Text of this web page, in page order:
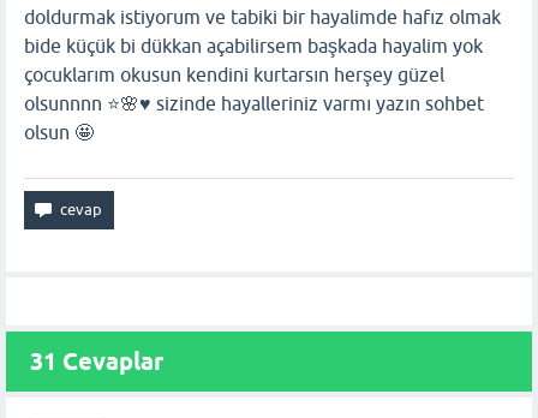
doldurmak istiyorum ve tabiki bir hayalimde hafız olmak
bide küçük bi dükkan açabilirsem başkada hayalim yok
çocuklarım okusun kendini kurtarsın herşey güzel
olsunnnn ⭐️🌸♥️ sizinde hayalleriniz varmı yazın sohbet
olsun 🤩
31 Cevaplar